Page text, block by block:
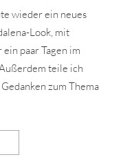
wieder ein neues
Look, mit
paar Tagen im
teile ich
zum Thema